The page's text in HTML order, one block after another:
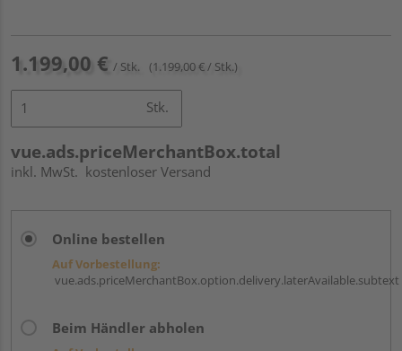
1.199,00 € / Stk. (1.199,00 € / Stk.)
Stk.
vue.ads.priceMerchantBox.total
inkl. MwSt. kostenloser Versand
Online bestellen
Auf Vorbestellung:
vue.ads.priceMerchantBox.option.delivery.laterAvailable.subtext
Beim Händler abholen